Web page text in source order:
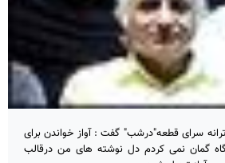
سرای قطعه"درشب" گفت : آواز خواندن برای
گمان نمی کردم دل نوشته های من درقالب